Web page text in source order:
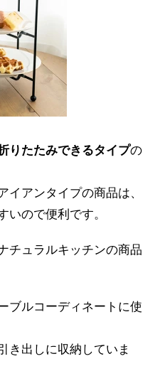
りたたみできるタイプの
イアンタイプの商品は、
いので便利です。
チュラルキッチンの商品
ブルコーディネートに使
き出しに収納していま